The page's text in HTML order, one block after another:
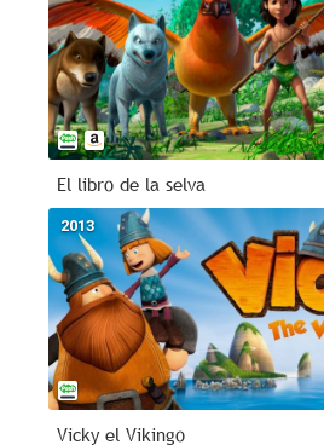
El libro de la selva
2013
Vicky el Vikingo